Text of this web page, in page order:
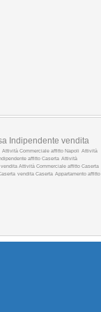
Indipendente vendita
Attività Commerciale affitto Napoli Attività
affitto Caserta Attività
vendita Attività Commerciale affitto Caserta
vendita Caserta Appartamento affitto